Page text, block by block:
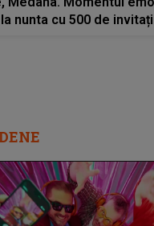
nunta cu 500 de invitați